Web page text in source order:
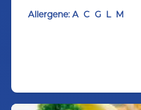
Allergene: A C G L M